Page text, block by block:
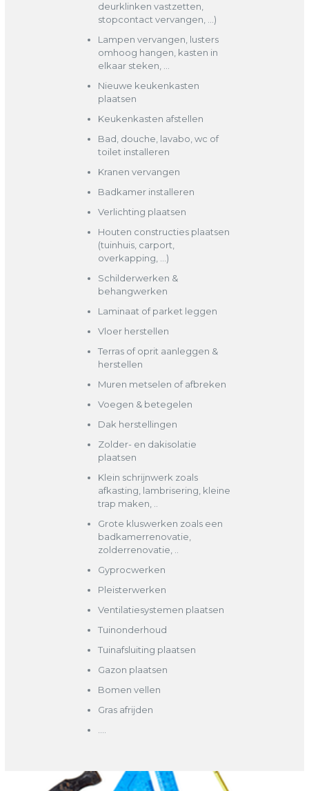
deurklinken vastzetten,
stopcontact vervangen, …)
Lampen vervangen, lusters
omhoog hangen, kasten in
elkaar steken, …
Nieuwe keukenkasten
plaatsen
Keukenkasten afstellen
Bad, douche, lavabo, wc of
toilet installeren
Kranen vervangen
Badkamer installeren
Verlichting plaatsen
Houten constructies plaatsen
(tuinhuis, carport,
overkapping, …)
Schilderwerken &
behangwerken
Laminaat of parket leggen
Vloer herstellen
Terras of oprit aanleggen &
herstellen
Muren metselen of afbreken
Voegen & betegelen
Dak herstellingen
Zolder- en dakisolatie
plaatsen
Klein schrijnwerk zoals
afkasting, lambrisering, kleine
trap maken, ..
Grote kluswerken zoals een
badkamerrenovatie,
zolderrenovatie, ..
Gyprocwerken
Pleisterwerken
Ventilatiesystemen plaatsen
Tuinonderhoud
Tuinafsluiting plaatsen
Gazon plaatsen
Bomen vellen
Gras afrijden